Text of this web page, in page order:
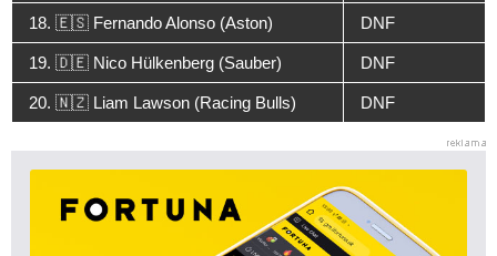
18. 🇪🇸 Fernando Alonso (Aston) DNF
19. 🇩🇪 Nico Hülkenberg (Sauber) DNF
20. 🇳🇿 Liam Lawson (Racing Bulls) DNF